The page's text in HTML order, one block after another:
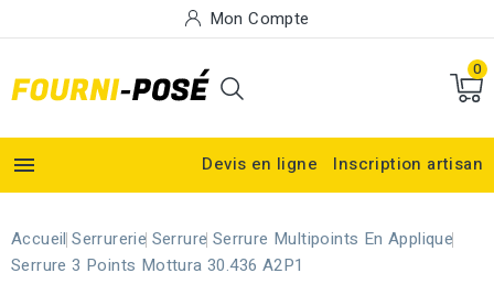
Mon Compte
0
 Devis en ligne Inscription artisan
Accueil Serrurerie Serrure Serrure Multipoints En Applique
Serrure 3 Points Mottura 30.436 A2P1